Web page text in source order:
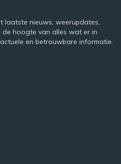
laatste nieuws, weerupdates,
de hoogte van alles wat er in
en betrouwbare informatie.